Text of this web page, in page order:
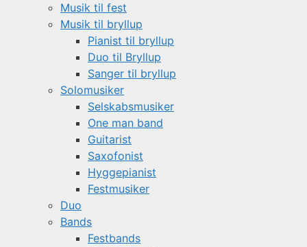
Musik til fest
Musik til bryllup
Pianist til bryllup
Duo til Bryllup
Sanger til bryllup
Solomusiker
Selskabsmusiker
One man band
Guitarist
Saxofonist
Hyggepianist
Festmusiker
Duo
Bands
Festbands